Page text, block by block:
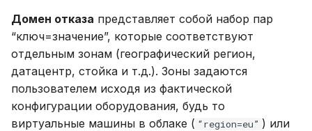
Домен отказа представляет собой набор пар
“ключ=значение”, которые соответствуют
отдельным зонам (географический регион,
датацентр, стойка и т.д.). Зоны задаются
пользователем исходя из фактической
конфигурации оборудования, будь то
виртуальные машины в облаке ( “region=eu” ) или